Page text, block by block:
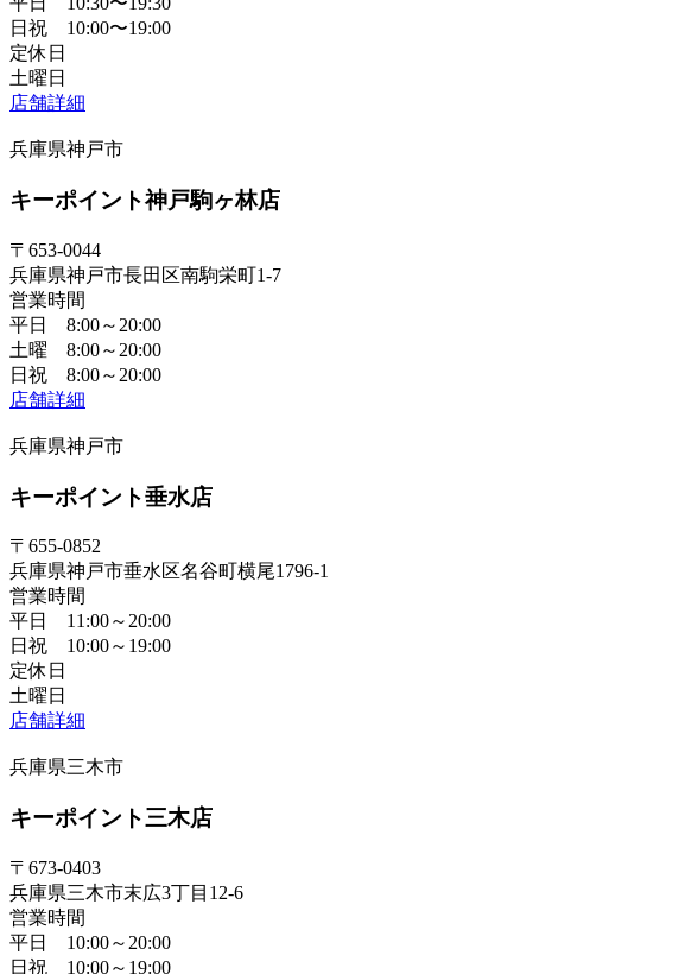
日祝 10:00〜19:00
定休日
土曜日
店舗詳細
兵庫県神戸市
キーポイント神戸駒ヶ林店
〒653-0044
兵庫県神戸市長田区南駒栄町1-7
営業時間
平日 8:00～20:00
土曜 8:00～20:00
日祝 8:00～20:00
店舗詳細
兵庫県神戸市
キーポイント垂水店
〒655-0852
兵庫県神戸市垂水区名谷町横尾1796-1
営業時間
平日 11:00～20:00
日祝 10:00～19:00
定休日
土曜日
店舗詳細
兵庫県三木市
キーポイント三木店
〒673-0403
兵庫県三木市末広3丁目12-6
営業時間
平日 10:00～20:00
日祝 10:00～19:00